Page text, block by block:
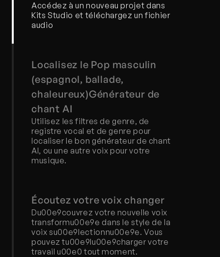
Accédez à un nouveau projet dans
Kits Studio et téléchargez un fichier
audio
Localisez le Pop masculin
(espagnol, ballade,
chaleureux)Générateur de
chant AI
Utilisez les filtres de genre, de
registre vocal et de genre pour
localiser le bon générateur de chant
AI, ou une autre voix pour votre
musique.
Écoutez votre voix changer
Du00e9couvrez votre nouvelle voix
transformu00e9e dans le style de la
voix su00e9lectionnu00e9e. Vous
pouvez tu00e9lu00e9charger votre
travail u00e0 tout moment.